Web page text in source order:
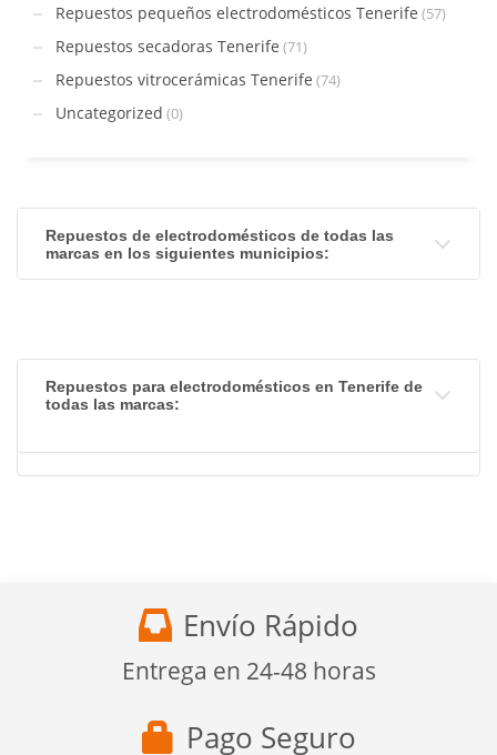
Repuestos pequeños electrodomésticos Tenerife (57)
Repuestos secadoras Tenerife (71)
Repuestos vitrocerámicas Tenerife (74)
Uncategorized (0)
Repuestos de electrodomésticos de todas las
marcas en los siguientes municipios:
Repuestos para electrodomésticos en Tenerife de
todas las marcas:
Envío Rápido
Entrega en 24-48 horas
Pago Seguro